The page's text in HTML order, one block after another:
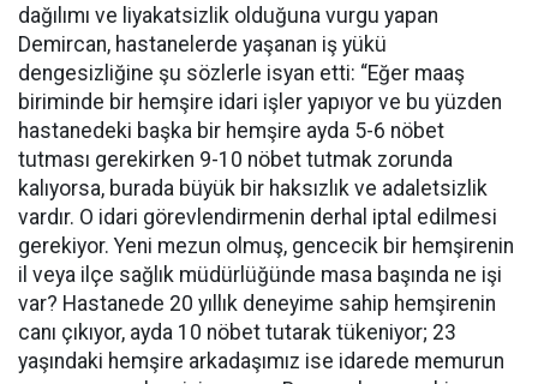
dağılımı ve liyakatsizlik olduğuna vurgu yapan
Demircan, hastanelerde yaşanan iş yükü
dengesizliğine şu sözlerle isyan etti: “Eğer maaş
biriminde bir hemşire idari işler yapıyor ve bu yüzden
hastanedeki başka bir hemşire ayda 5-6 nöbet
tutması gerekirken 9-10 nöbet tutmak zorunda
kalıyorsa, burada büyük bir haksızlık ve adaletsizlik
vardır. O idari görevlendirmenin derhal iptal edilmesi
gerekiyor. Yeni mezun olmuş, gencecik bir hemşirenin
il veya ilçe sağlık müdürlüğünde masa başında ne işi
var? Hastanede 20 yıllık deneyime sahip hemşirenin
canı çıkıyor, ayda 10 nöbet tutarak tükeniyor; 23
yaşındaki hemşire arkadaşımız ise idarede memurun